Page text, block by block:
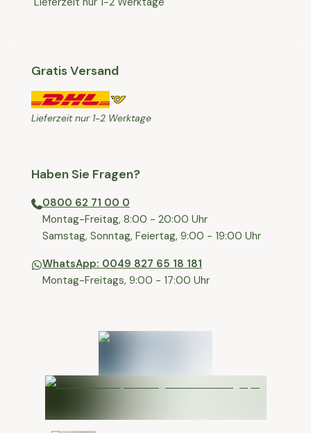
Gratis Versand
Lieferzeit nur 1-2 Werktage
Haben Sie Fragen?
0800 62 71 00 0
⁠⁠Montag-Freitag, 8:00 - 20:00 Uhr
⁠Samstag, Sonntag, Feiertag, 9:00 - 19:00 Uhr
WhatsApp: 0049 827 65 18 181
Montag-Freitags, 9:00 - 17:00 Uhr